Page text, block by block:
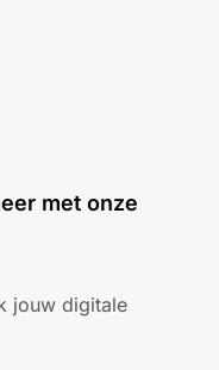
met onze
jouw digitale